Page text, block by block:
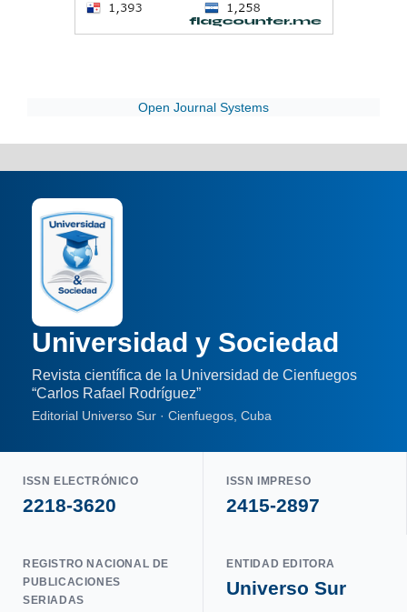
Open Journal Systems
Universidad y Sociedad
Revista científica de la Universidad de Cienfuegos
“Carlos Rafael Rodríguez”
Editorial Universo Sur · Cienfuegos, Cuba
ISSN ELECTRÓNICO
2218-3620
ISSN IMPRESO
2415-2897
REGISTRO NACIONAL DE
PUBLICACIONES
SERIADAS
ENTIDAD EDITORA
Universo Sur